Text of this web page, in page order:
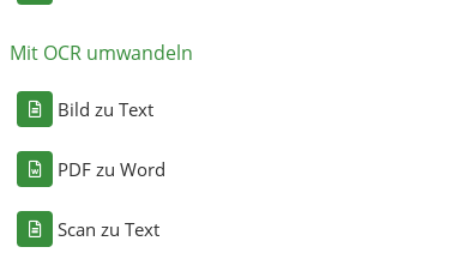
Mit OCR umwandeln
Bild zu Text
PDF zu Word
Scan zu Text